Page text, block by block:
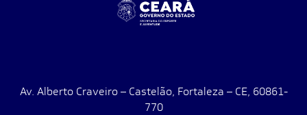
Av. Alberto Craveiro – Castelão, Fortaleza – CE, 60861-
770